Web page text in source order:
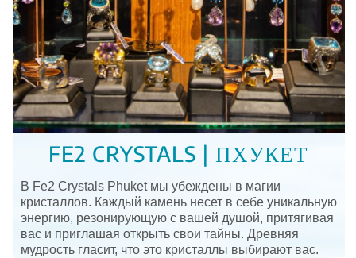
FE2 CRYSTALS | ПХУКЕТ
В Fe2 Crystals Phuket мы убеждены в магии
кристаллов. Каждый камень несет в себе уникальную
энергию, резонирующую с вашей душой, притягивая
вас и приглашая открыть свои тайны. Древняя
мудрость гласит, что это кристаллы выбирают вас.